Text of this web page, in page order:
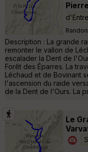
Description : La grande
remonter le vallon de
escalader la Dent de
Forêt des Éparres. La
Léchaud et de Bovinant
l'ascension du raide
de la Dent de l'Ours. La
Le